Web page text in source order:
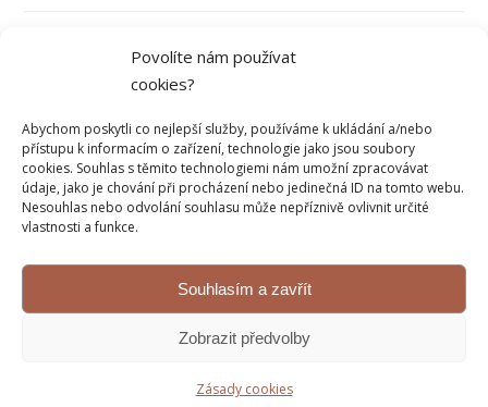
Povolíte nám používat
cookies?
Abychom poskytli co nejlepší služby, používáme k ukládání a/nebo
přístupu k informacím o zařízení, technologie jako jsou soubory
cookies. Souhlas s těmito technologiemi nám umožní zpracovávat
údaje, jako je chování při procházení nebo jedinečná ID na tomto webu.
Nesouhlas nebo odvolání souhlasu může nepříznivě ovlivnit určité
vlastnosti a funkce.
Souhlasím a zavřít
Zobrazit předvolby
Zásady cookies
Obchodní podmínky
Ochrana osobních údajů
Kontakt
Reklamace a vrácení